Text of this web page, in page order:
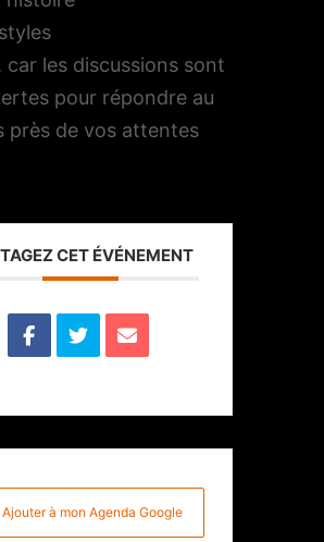
car les discussions sont
pour répondre au
près de vos attentes
CET ÉVÉNEMENT
Ajouter à mon Agenda Google